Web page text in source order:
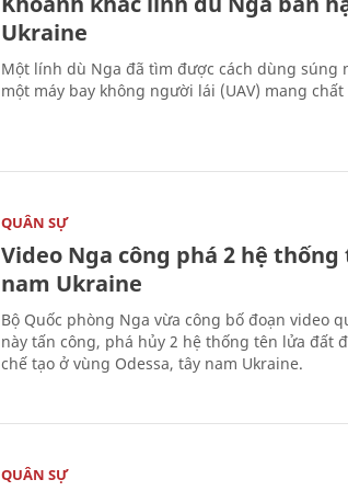
Ukraine
Một lính dù Nga đã tìm được cách dùng súng
một máy bay không người lái (UAV) mang
QUÂN SỰ
Video Nga công phá 2 hệ
nam Ukraine
Bộ Quốc phòng Nga vừa công bố đoạn video
này tấn công, phá hủy 2 hệ thống tên lửa đất
chế tạo ở vùng Odessa, tây nam Ukraine.
QUÂN SỰ